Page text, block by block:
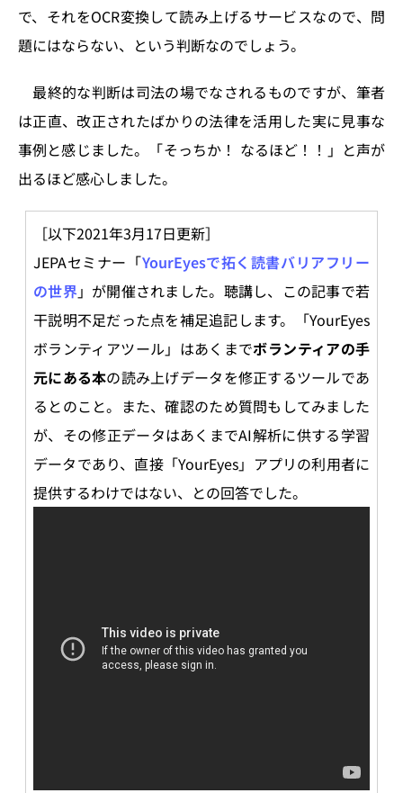
で、それをOCR変換して読み上げるサービスなので、問
題にはならない、という判断なのでしょう。
最終的な判断は司法の場でなされるものですが、筆者
は正直、改正されたばかりの法律を活用した実に見事な
事例と感じました。「そっちか！ なるほど！！」と声が
出るほど感心しました。
［以下2021年3月17日更新］
JEPAセミナー「YourEyesで拓く読書バリアフリー
の世界」が開催されました。聴講し、この記事で若
干説明不足だった点を補足追記します。「YourEyes
ボランティアツール」はあくまでボランティアの手
元にある本の読み上げデータを修正するツールであ
るとのこと。また、確認のため質問もしてみました
が、その修正データはあくまでAI解析に供する学習
データであり、直接「YourEyes」アプリの利用者に
提供するわけではない、との回答でした。